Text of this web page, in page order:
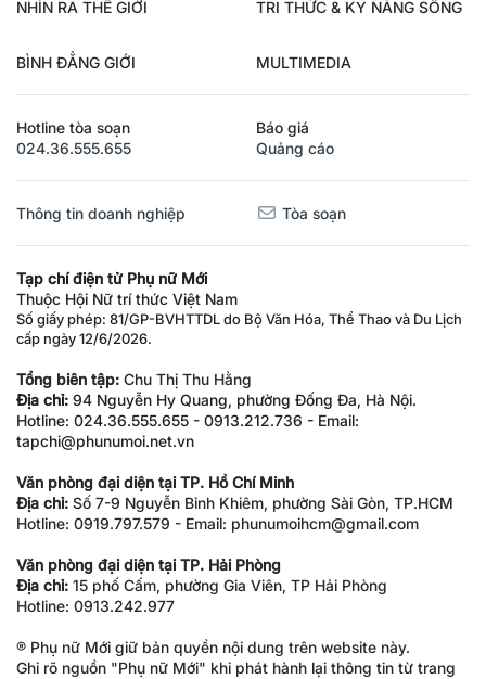
NHÌN RA THẾ GIỚI TRI THỨC & KỸ NĂNG SỐNG
BÌNH ĐẲNG GIỚI MULTIMEDIA
Hotline tòa soạn
024.36.555.655
Báo giá
Quảng cáo
Thông tin doanh nghiệp Tòa soạn
Tạp chí điện tử Phụ nữ Mới
Thuộc Hội Nữ trí thức Việt Nam
Số giấy phép: 81/GP-BVHTTDL do Bộ Văn Hóa, Thể Thao và Du Lịch
cấp ngày 12/6/2026.
Tổng biên tập: Chu Thị Thu Hằng
Địa chỉ: 94 Nguyễn Hy Quang, phường Đống Đa, Hà Nội.
Hotline: 024.36.555.655 - 0913.212.736 - Email:
tapchi@phunumoi.net.vn
Văn phòng đại diện tại TP. Hồ Chí Minh
Địa chỉ: Số 7-9 Nguyễn Bỉnh Khiêm, phường Sài Gòn, TP.HCM
Hotline: 0919.797.579 - Email: phunumoihcm@gmail.com
Văn phòng đại diện tại TP. Hải Phòng
Địa chỉ: 15 phố Cấm, phường Gia Viên, TP Hải Phòng
Hotline: 0913.242.977
® Phụ nữ Mới giữ bản quyền nội dung trên website này.
Ghi rõ nguồn "Phụ nữ Mới" khi phát hành lại thông tin từ trang